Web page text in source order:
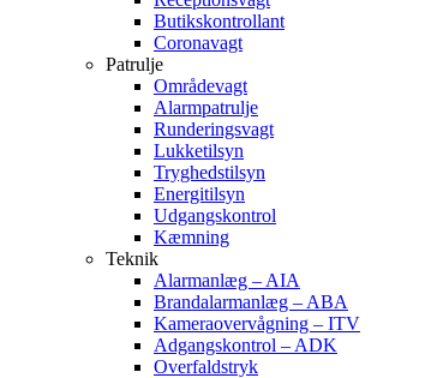
Butikskontrollant
Coronavagt
Patrulje
Områdevagt
Alarmpatrulje
Runderingsvagt
Lukketilsyn
Tryghedstilsyn
Energitilsyn
Udgangskontrol
Kæmning
Teknik
Alarmanlæg – AIA
Brandalarmanlæg – ABA
Kameraovervågning – ITV
Adgangskontrol – ADK
Overfaldstryk